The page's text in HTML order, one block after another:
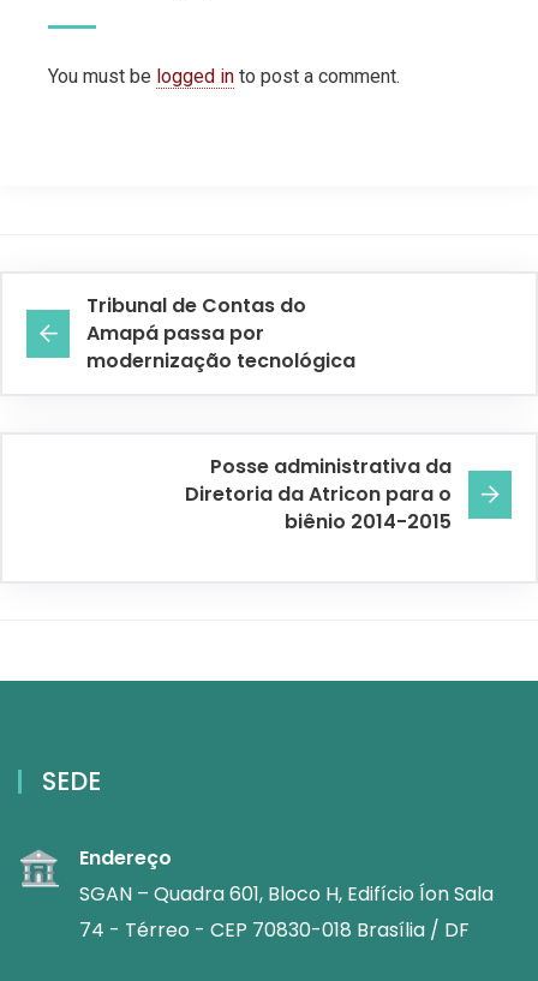
You must be logged in to post a comment.
Tribunal de Contas do
Amapá passa por
modernização tecnológica
Posse administrativa da
Diretoria da Atricon para o
biênio 2014-2015
SEDE
Endereço
SGAN – Quadra 601, Bloco H, Edifício Íon Sala
74 - Térreo - CEP 70830-018 Brasília / DF